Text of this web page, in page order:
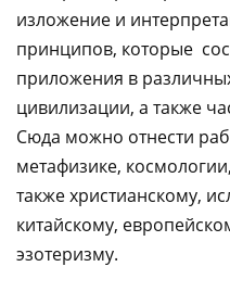
изложение и
принципов, которые
приложения в
цивилизации, а также
Сюда можно отнести
метафизике,
также христианскому,
китайскому,
эзотеризму.